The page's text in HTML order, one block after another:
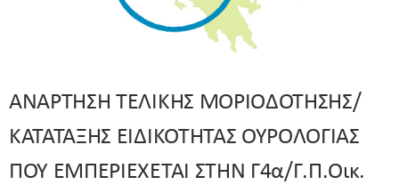
ΑΝΑΡΤΗΣΗ ΤΕΛΙΚΗΣ ΜΟΡΙΟΔΟΤΗΣΗΣ/
ΚΑΤΑΤΑΞΗΣ ΕΙΔΙΚΟΤΗΤΑΣ ΟΥΡΟΛΟΓΙΑΣ
ΠΟΥ ΕΜΠΕΡΙΕΧΕΤΑΙ ΣΤΗΝ Γ4α/Γ.Π.οικ.